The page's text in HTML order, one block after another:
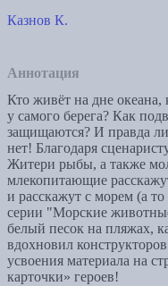
Казнов К.
Аннотация
Кто живёт на дне
у самого берега? Как
защищаются? И правда
нет! Благодаря
Житери рыбы, а также
млекопитающие
и расскажут с морем (а
серии "Морские
белый песок на пляжах,
вдохновил
усвоения материала на
карточки» героев!